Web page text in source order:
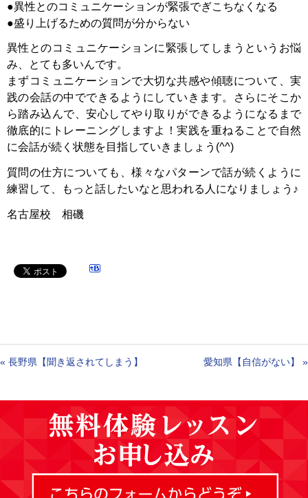
●異性とのコミュニケーションが緊張でぎこちなくなる
●盛り上げるための質問が分からない
異性とのコミュニケーションに緊張してしまうというお悩
み、とても多いんです。
まずコミュニケーションで大切な共感や傾聴について、実
践の会話の中でできるようにしていきます。さらにそこか
ら踏み込んで、安心してやり取りができるようになるまで
徹底的にトレーニングしますよ！実践を重ねることで自然
に会話が続く状態を目指していきましょう(^^)
質問の仕方についても、様々なパターンで話が続くように
練習して、もっと話したいなと思われる人になりましょう♪
名古屋校 相磯
« 長野県【聞き返されてしまう】 愛知県【自信がない】 »